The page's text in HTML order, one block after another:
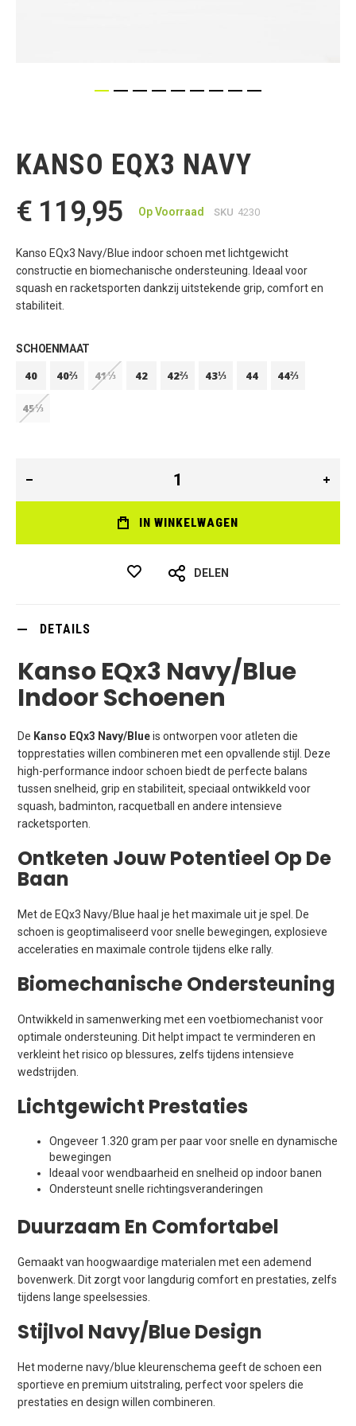
begin
van
afbeeldingen-
gallerij
KANSO EQX3 NAVY
€ 119,95
Op Voorraad SKU 4230
Kanso EQx3 Navy/Blue indoor schoen met lichtgewicht
constructie en biomechanische ondersteuning. Ideaal voor
squash en racketsporten dankzij uitstekende grip, comfort en
stabiliteit.
SCHOENMAAT
40 40⅔ 41⅓ 42 42⅔ 43⅓ 44 44⅔
45⅓
IN WINKELWAGEN
DELEN
DETAILS
Kanso EQx3 Navy/Blue
Indoor Schoenen
De Kanso EQx3 Navy/Blueis ontworpen voor atleten die
topprestaties willen combineren met een opvallende stijl. Deze
high-performance indoor schoen biedt de perfecte balans
tussen snelheid, grip en stabiliteit, speciaal ontwikkeld voor
squash, badminton, racquetball en andere intensieve
racketsporten.
Ontketen Jouw Potentieel Op De
Baan
Met de EQx3 Navy/Blue haal je het maximale uit je spel. De
schoen is geoptimaliseerd voor snelle bewegingen, explosieve
acceleraties en maximale controle tijdens elke rally.
Biomechanische Ondersteuning
Ontwikkeld in samenwerking met een voetbiomechanist voor
optimale ondersteuning. Dit helpt impact te verminderen en
verkleint het risico op blessures, zelfs tijdens intensieve
wedstrijden.
Lichtgewicht Prestaties
Ongeveer 1.320 gram per paar voor snelle en dynamische
bewegingen
Ideaal voor wendbaarheid en snelheid op indoor banen
Ondersteunt snelle richtingsveranderingen
Duurzaam En Comfortabel
Gemaakt van hoogwaardige materialen met een ademend
bovenwerk. Dit zorgt voor langdurig comfort en prestaties, zelfs
tijdens lange speelsessies.
Stijlvol Navy/blue Design
Het moderne navy/blue kleurenschema geeft de schoen een
sportieve en premium uitstraling, perfect voor spelers die
prestaties en design willen combineren.